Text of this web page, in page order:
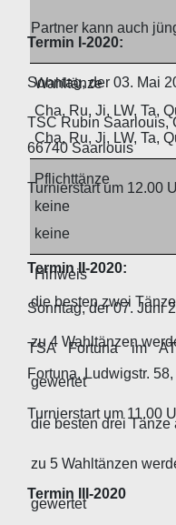
Partner kann auch
Wahltänze
Cha, Ru, Ji, LW, Ta,
Cha, Ru, Ji, LW, Ta,
Pflichttänze
keine
keine
Hinweis
die besten zwei
zu 4 Wahltänzen
gewertet
die besten drei Tänze
zu 5 Wahltänzen
gewertet
Termin I-2020:
Sonntag, der 03. Mai
TSC Rubin Saarlouis,
66740 Saarlouis
Turnierstart um 12.00
Termin II-2020:
Sonntag, der 07. Juni
TSA Fortuna im
Fortuna, Ludwigstr.
Turnierstart um 11.00
Termin III-2020